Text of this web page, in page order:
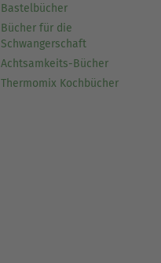
Bastelbücher
Bücher für die
Schwangerschaft
Achtsamkeits-Bücher
Thermomix Kochbücher